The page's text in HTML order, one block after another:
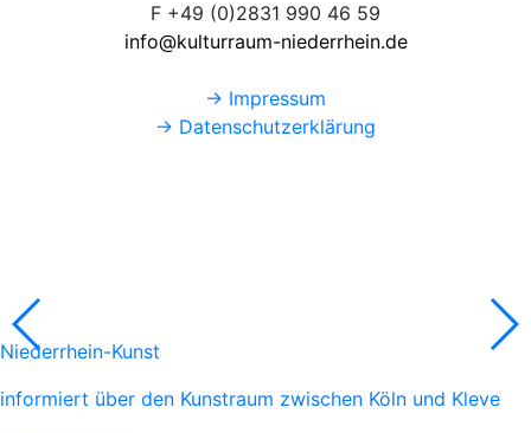
F +49 (0)2831 990 46 59
info@kulturraum-niederrhein.de
→ Impressum
→ Datenschutzerklärung
Niederrhein-Kunst
informiert über den Kunstraum zwischen Köln und Kleve